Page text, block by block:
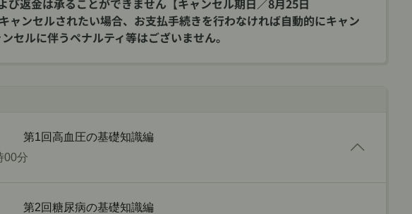
び返金は承ることができません【キャンセル期日／8月25日
ンセルされたい場合、お支払手続きを行わなければ自動的にキャン
セルに伴うペナルティ等はございません。
第1回高血圧の基礎知識編
00分
第2回糖尿病の基礎知識編